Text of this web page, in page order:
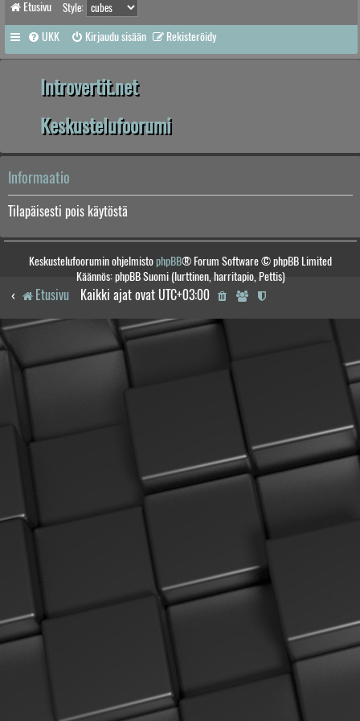
Etusivu Style:
UKK Kirjaudu sisään Rekisteröidy
Introvertit.net
Keskustelufoorumi
Informaatio
Tilapäisesti pois käytöstä
Keskustelufoorumin ohjelmistophpBB® Forum Software © phpBB Limited
Käännös: phpBB Suomi (lurttinen, harritapio, Pettis)
Etusivu Kaikki ajat ovat UTC+03:00